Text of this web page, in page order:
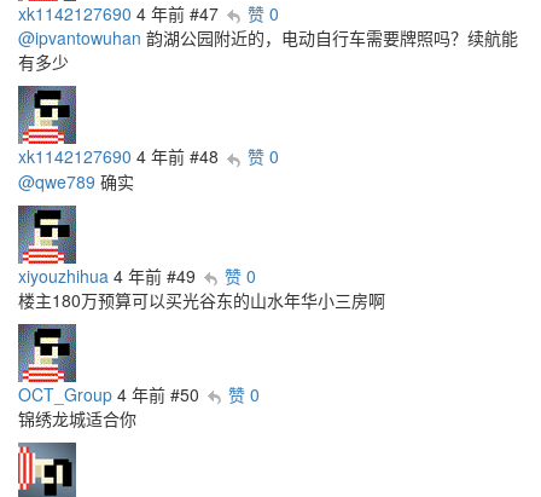
xk1142127690 4 年前 #47
赞 0
@ipvantowuhan 韵湖公园附近的，电动自行车需要牌照吗？续航能
有多少
xk1142127690 4 年前 #48
赞 0
@qwe789 确实
xiyouzhihua 4 年前 #49
赞 0
楼主180万预算可以买光谷东的山水年华小三房啊
OCT_Group 4 年前 #50
赞 0
锦绣龙城适合你